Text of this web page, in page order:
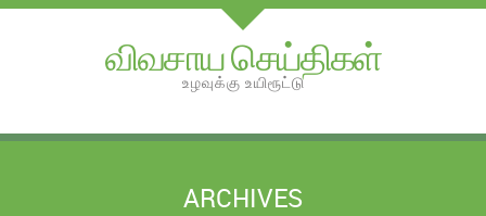
விவசாய செய்திகள்
உழவுக்கு உயிரூட்டு
ARCHIVES